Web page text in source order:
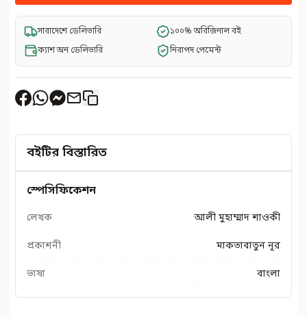
সারাদেশে ডেলিভারি
১০০% অরিজিনাল বই
ক্যাশ অন ডেলিভারি
নিরাপদ পেমেন্ট
বইটির বিস্তারিত
স্পেসিফিকেশন
লেখক আলী মুহাম্মাদ শাওকী
প্রকাশনী মাকতাবাতুন নূর
ভাষা বাংলা